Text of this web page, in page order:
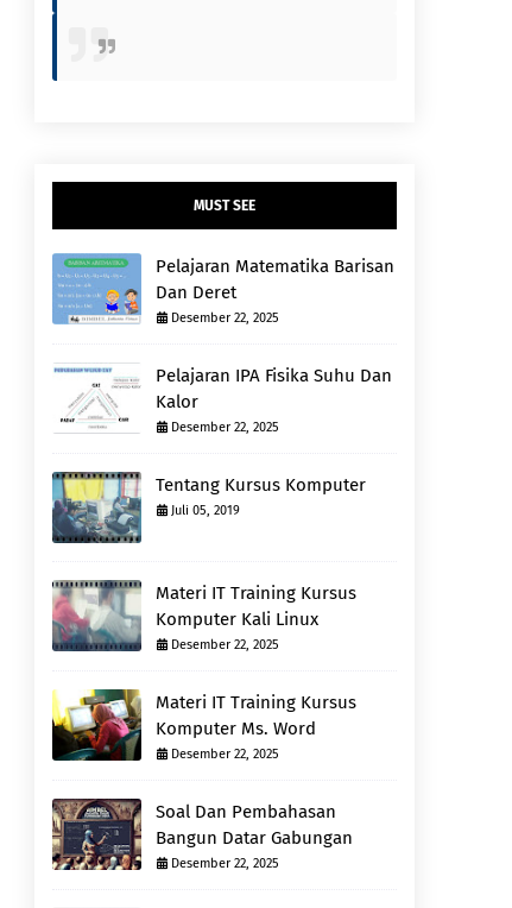
MUST SEE
Pelajaran Matematika Barisan
Dan Deret
Desember 22, 2025
Pelajaran IPA Fisika Suhu Dan
Kalor
Desember 22, 2025
Tentang Kursus Komputer
Juli 05, 2019
Materi IT Training Kursus
Komputer Kali Linux
Desember 22, 2025
Materi IT Training Kursus
Komputer Ms. Word
Desember 22, 2025
Soal Dan Pembahasan
Bangun Datar Gabungan
Desember 22, 2025